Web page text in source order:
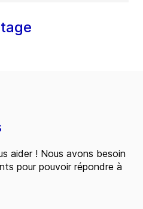
aider ! Nous avons besoin
pour pouvoir répondre à